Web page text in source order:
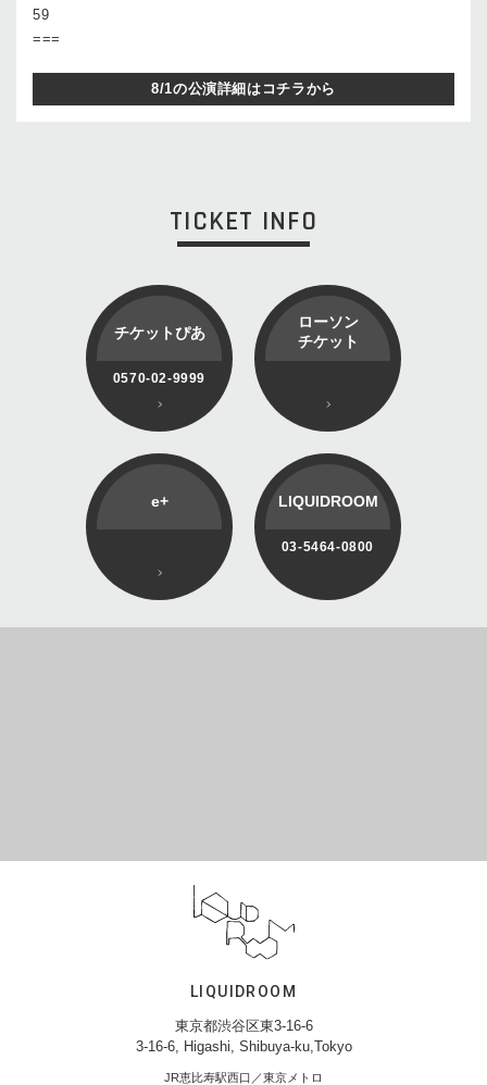
59
===
8/1の公演詳細はコチラから
TICKET INFO
チケットぴあ
0570-02-9999
ローソン
チケット
e+ LIQUIDROOM
03-5464-0800
LIQUIDROOM
東京都渋谷区東3-16-6
3-16-6, Higashi, Shibuya-ku,Tokyo
JR恵比寿駅西口／東京メトロ